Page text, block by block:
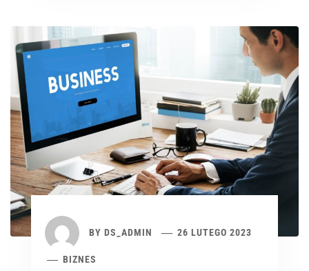
BY DS_ADMIN 26 LUTEGO 2023
BIZNES